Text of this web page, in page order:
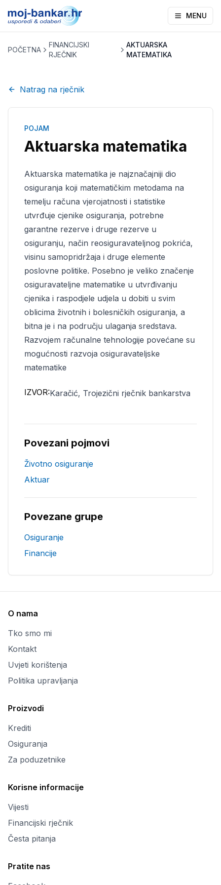
MENU
POČETNA
FINANCIJSKI
RJEČNIK
AKTUARSKA
MATEMATIKA
Natrag na rječnik
POJAM
Aktuarska matematika
Aktuarska matematika je najznačajniji dio
osiguranja koji matematičkim metodama na
temelju računa vjerojatnosti i statistike
utvrđuje cjenike osiguranja, potrebne
garantne rezerve i druge rezerve u
osiguranju, način reosiguravateljnog pokrića,
visinu samopridržaja i druge elemente
poslovne politike. Posebno je veliko značenje
osiguravateljne matematike u utvrđivanju
cjenika i raspodjele udjela u dobiti u svim
oblicima životnih i bolesničkih osiguranja, a
bitna je i na području ulaganja sredstava.
Razvojem računalne tehnologije povećane su
mogućnosti razvoja osiguravateljske
matematike
IZVOR:Karačić, Trojezični rječnik bankarstva
Povezani pojmovi
Životno osiguranje
Aktuar
Povezane grupe
Osiguranje
Financije
O nama
Tko smo mi
Kontakt
Uvjeti korištenja
Politika upravljanja
Proizvodi
Krediti
Osiguranja
Za poduzetnike
Korisne informacije
Vijesti
Financijski rječnik
Česta pitanja
Pratite nas